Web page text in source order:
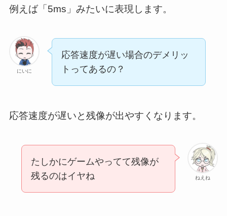
例えば「5ms」みたいに表現します。
にいに
応答速度が遅い場合のデメリッ
トってあるの？
応答速度が遅いと残像が出やすくなります。
ねえね
たしかにゲームやってて残像が
残るのはイヤね